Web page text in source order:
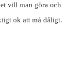
vill man göra och
ok att må dåligt.